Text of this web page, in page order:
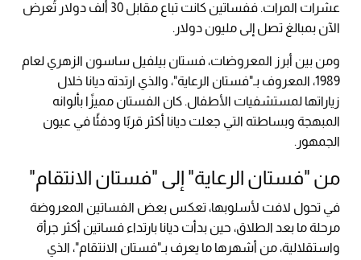
عشرات المرات. ففساتين كانت تباع مقابل 30 ألف دولار تُعرض
الآن بمبالغ تصل إلى مليون دولار.
ومن بين أبرز المعروضات، فستان بيلفيل ساسون الزهري لعام
1989، المعروف بـ"فستان الرعاية"، والذي ارتدته ديانا خلال
زياراتها لمستشفيات الأطفال. كان الفستان مميزًا بألوانه
المبهجة وبساطته التي جعلت ديانا أكثر قربًا ودفئًا في عيون
الجمهور.
من "فستان الرعاية" إلى "فستان الانتقام"
في تحول لافت لأسلوبها، تعكس بعض الفساتين المعروضة
مرحلة ما بعد الطلاق، حين بدأت ديانا بارتداء فساتين أكثر جرأة
واستقلالية، من أشهرها ما يعرف بـ"فستان الانتقام"، الذي